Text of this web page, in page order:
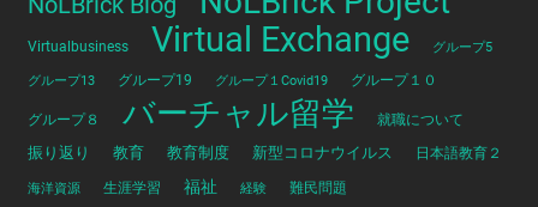
Virtualbusiness Virtual Exchange
グループ5
グループ13
グループ19 グループ１Covid19 グループ１０
グループ８ バーチャル留学 就職について
振り返り 教育 教育制度 新型コロナウイルス 日本語教育２
海洋資源 生涯学習 福祉 経験 難民問題